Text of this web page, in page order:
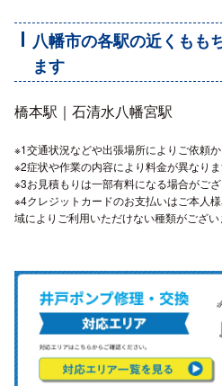
八幡市の各駅の近くもも
ます
橋本駅｜石清水八幡宮駅
※1交通状況などや出張場所によりご依頼
※2症状や作業の内容により料金が異なり
※3お見積もりは一部有料になる場合がござ
※4クレジットカードのお支払いはご本人
域によりご利用いただけない種類がござい